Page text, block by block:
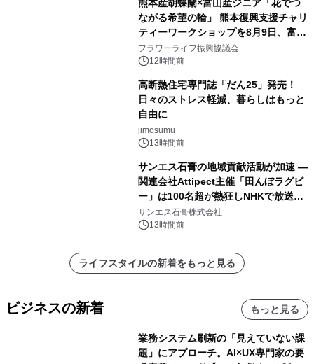
熊本産胡蝶蘭×富山産ジニア「花でつ
ながる希望の輪」 熊本復興支援チャリ
ティーワークショップを8月9日、富
山・射水で開催
フラワーライフ振興協議会
12時間前
高断熱住宅専門誌「だん25」発売！
日々のストレス軽減、暮らしはもっと
自由に
jimosumu
13時間前
サンエス石膏の地域貢献活動が加速 ―
関連会社Attipect主催「田んぼラグビ
ー」は100名超が熱狂しNHKで放送さ
れました。
サンエス石膏株式会社
13時間前
ライフスタイルの新着をもっと見る
ビジネスの新着 もっと見る
業務システム刷新の「見えていない課
題」にアプローチ。AI×UX専門家の要